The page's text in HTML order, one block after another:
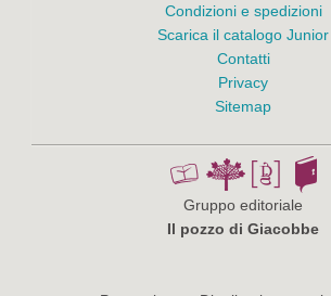
Condizioni e spedizioni
Scarica il catalogo Junior
Contatti
Privacy
Sitemap
Gruppo editoriale
Il pozzo di Giacobbe